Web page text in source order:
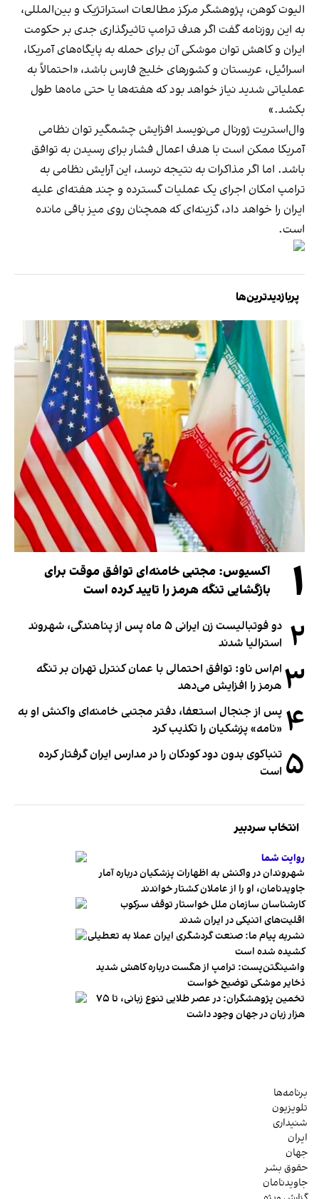
الیوت کوهن، پژوهشگر مرکز مطالعات استراتژیک و بین‌المللی،
به این روزنامه گفت اگر هدف ترامپ تاثیرگذاری جدی بر حکومت
ایران و کاهش توان موشکی آن برای حمله به پایگاه‌های آمریکا،
اسرائیل، عربستان و کشورهای خلیج فارس باشد، «احتمالاً به
عملیاتی شدید نیاز خواهد بود که هفته‌ها یا حتی ماه‌ها طول
بکشد.»
وال‌استریت ژورنال می‌نویسد افزایش چشمگیر توان نظامی
آمریکا ممکن است با هدف اعمال فشار برای رسیدن به توافق
باشد. اما اگر مذاکرات به نتیجه نرسد، این آرایش نظامی به
ترامپ امکان اجرای یک عملیات گسترده و چند هفته‌ای علیه
ایران را خواهد داد، گزینه‌ای که همچنان روی میز باقی مانده
است.
پربازدیدترین‌ها
۱
اکسیوس: مجتبی خامنه‌ای توافق موقت برای
بازگشایی تنگه هرمز را تایید کرده است
۲
دو فوتبالیست زن ایرانی ۵ ماه پس از پناهندگی، شهروند
استرالیا شدند
۳ ام‌اس ناو: توافق احتمالی با عمان کنترل تهران بر تنگه
هرمز را افزایش می‌دهد
۴ پس از جنجال استعفا، دفتر مجتبی خامنه‌ای واکنش او به
«نامه» پزشکیان را تکذیب کرد
۵ تنباکوی بدون دود کودکان را در مدارس ایران گرفتار کرده
است
انتخاب سردبیر
روایت شما
شهروندان در واکنش به اظهارات پزشکیان درباره آمار
جاویدنامان، او را از عاملان کشتار خواندند
کارشناسان سازمان ملل خواستار توقف سرکوب
اقلیت‌های اتنیکی در ایران شدند
نشریه پیام ما: صنعت گردشگری ایران عملا به تعطیلی
کشیده شده است
واشینگتن‌پست: ترامپ از هگست درباره کاهش شدید
ذخایر موشکی توضیح خواست
تخمین پژوهشگران: در عصر طلایی تنوع زبانی، تا ۷۵
هزار زبان در جهان وجود داشت
برنامه‌ها
تلویزیون
شنیداری
ایران
جهان
حقوق بشر
جاویدنامان